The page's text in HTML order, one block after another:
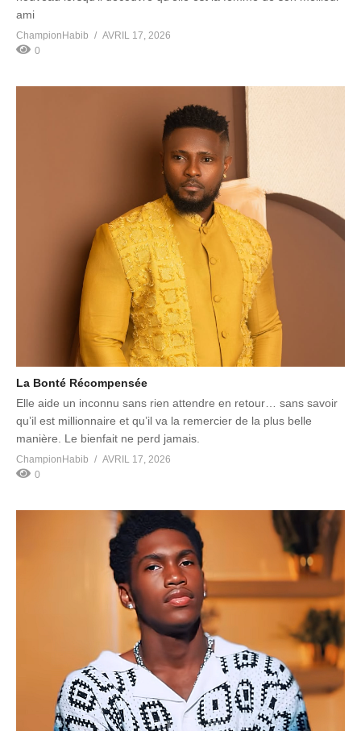
ami
ChampionHabib
AVRIL 17, 2026
0
La Bonté Récompensée
Elle aide un inconnu sans rien attendre en retour… sans savoir
qu’il est millionnaire et qu’il va la remercier de la plus belle
manière. Le bienfait ne perd jamais.
ChampionHabib
AVRIL 17, 2026
0